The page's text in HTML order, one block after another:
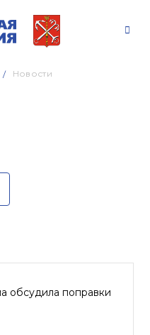
Новости
обсудила поправки